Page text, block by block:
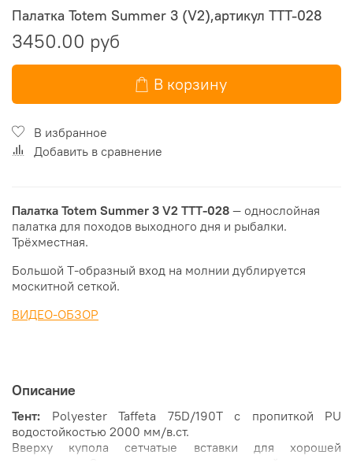
Палатка Totem Summer 3 (V2),артикул TTT-028
3450.00 руб
В корзину
В избранное
Добавить в сравнение
Палатка Totem Summer 3 V2 TTT-028 — однослойная
палатка для походов выходного дня и рыбалки.
Трёхместная.
Большой Т-образный вход на молнии дублируется
москитной сеткой.
ВИДЕО-ОБЗОР
Описание
Тент: Polyester Taffeta 75D/190T с пропиткой PU
водостойкостью 2000 мм/в.ст.
Вверху купола сетчатые вставки для хорошей